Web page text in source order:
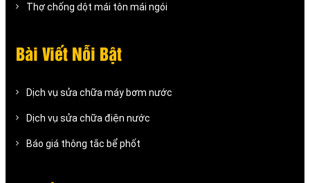
Thợ chống dột mái tôn mái ngói
Bài Viết Nỗi Bật
Dịch vụ sửa chữa máy bơm nước
Dịch vụ sửa chữa điện nước
Báo giá thông tắc bể phốt